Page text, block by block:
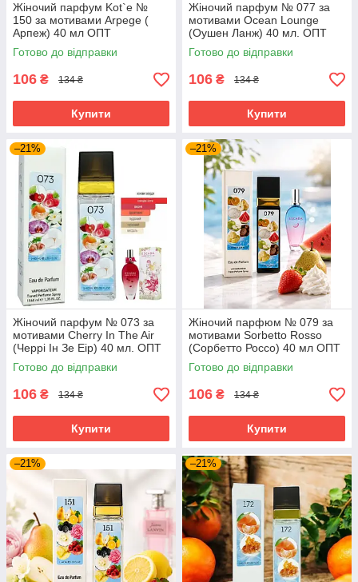
Жіночий парфум Kot`e №
150 за мотивами Arpege (
Арпеж) 40 мл ОПТ
Готово до відправки
106 ₴ 134 ₴
Купити
Жіночий парфум № 077 за
мотивами Ocean Lounge
(Оушен Ланж) 40 мл. ОПТ
Готово до відправки
106 ₴ 134 ₴
Купити
–21%
Жіночий парфум № 073 за
мотивами Cherry In The Air
(Черрі Ін Зе Еір) 40 мл. ОПТ
Готово до відправки
106 ₴ 134 ₴
Купити
–21%
Жіночий парфюм № 079 за
мотивами Sorbetto Rosso
(Сорбетто Россо) 40 мл ОПТ
Готово до відправки
106 ₴ 134 ₴
Купити
–21% –21%